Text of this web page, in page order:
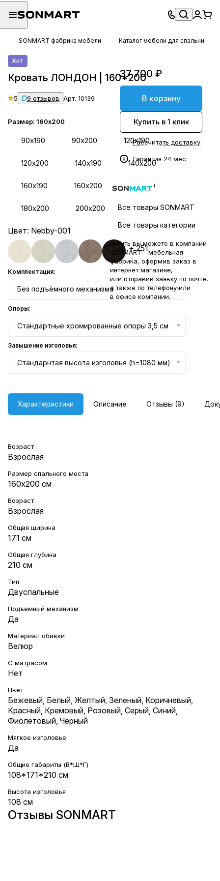
SONMART фабрика мебели Каталог мебели для спальни
Хит
Кровать ЛОНДОН | 160*200
5 9 отзывов Арт. 10139
Размер: 160х200
90х190 90х200 120х190
120х200 140х190 140х200
160х190 160х200 180х190
180х200 200х200
Цвет: Nebby-001
+ 251
Комплектация:
Без подъёмного механизма
Опоры:
Стандартные хромированные опоры 3,5 см
Завышение изголовья:
Стандарнтая высота изголовья (h=1080 мм)
37 700 ₽
В корзину
Купить в 1 клик
Рассчитать доставку
Гарантия 24 мес
Все товары SONMART
Все товары категории
Купить вы можете в компании
SONMART - мебельная
фабрика, оформив заказ в
интернет магазине,
или отправив заявку по почте,
а также по телефону или
в офисе компании.
Характеристики Описание Отзывы (9)
Возраст
Взрослая
Размер спального места
160х200 см
Возраст
Взрослая
Общая ширина
171 см
Общая глубина
210 см
Тип
Двуспальные
Подъемный механизм
Да
Материал обивки
Велюр
С матрасом
Нет
Цвет
Бежевый Белый Желтый Зеленый Коричневый
Красный Кремовый Розовый Серый Синий
Фиолетовый Черный
Мягкое изголовье
Да
Общие габариты (В*Ш*Г)
108*171*210 см
Высота изголовья
108 см
Отзывы SONMART